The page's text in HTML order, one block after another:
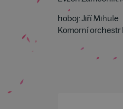
hoboj: Jiří Mihule
Komorní orchestr